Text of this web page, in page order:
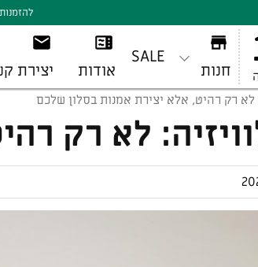
חנות
SALE
אודות יצירת
לא רק רהיט, אלא יצירת אמנות בסלון שלכם
לא רק